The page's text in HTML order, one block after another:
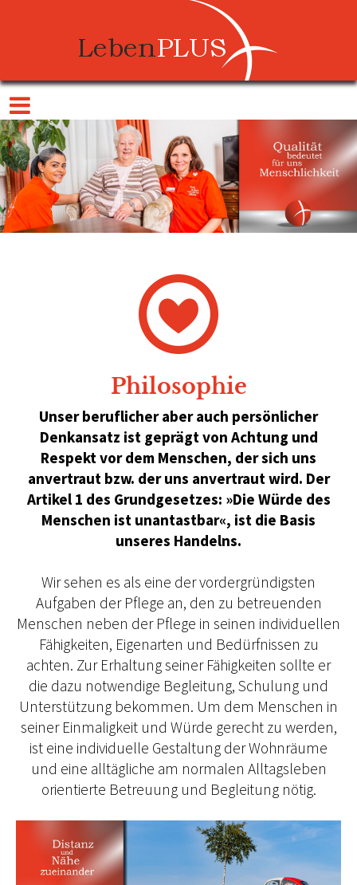
Philosophie
Unser beruflicher aber auch persönlicher
Denkansatz ist geprägt von Achtung und
Respekt vor dem Menschen, der sich uns
anvertraut bzw. der uns anvertraut wird. Der
Artikel 1 des Grundgesetzes: »Die Würde des
Menschen ist unantastbar«, ist die Basis
unseres Handelns.
Wir sehen es als eine der vordergründigsten
Aufgaben der Pflege an, den zu betreuenden
Menschen neben der Pflege in seinen individuellen
Fähigkeiten, Eigenarten und Bedürfnissen zu
achten. Zur Erhaltung seiner Fähigkeiten sollte er
die dazu notwendige Begleitung, Schulung und
Unterstützung bekommen. Um dem Menschen in
seiner Einmaligkeit und Würde gerecht zu werden,
ist eine individuelle Gestaltung der Wohnräume
und eine alltägliche am normalen Alltagsleben
orientierte Betreuung und Begleitung nötig.